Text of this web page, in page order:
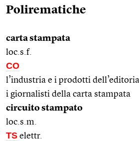
Polirematiche
carta stampata
loc.s.f.
CO
l’industria e i prodotti
i giornalisti della carta stampata
circuito stampato
loc.s.m.
TS elettr.